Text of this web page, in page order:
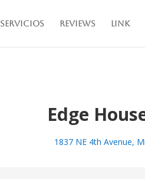
Servicios Reviews Link
Edge
1837 NE 4th Avenue,